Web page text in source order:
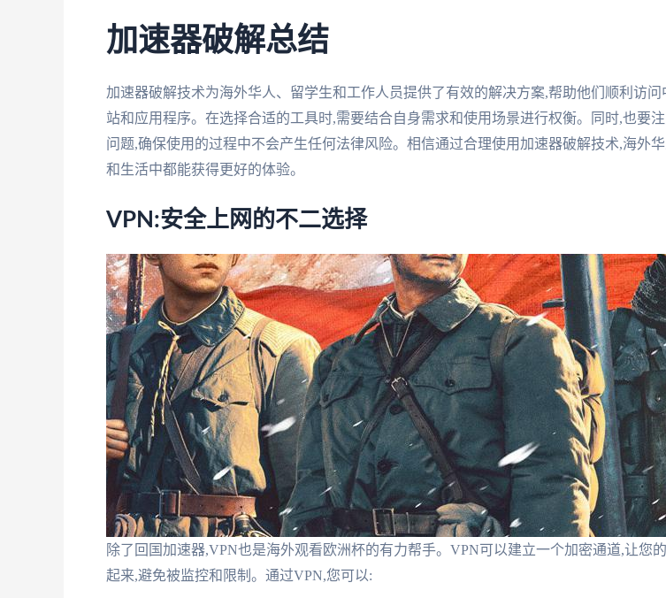
加速器破解总结
加速器破解技术为海外华人、留学生和工作人员提供了有效的解决方案,帮助他们顺利访问
站和应用程序。在选择合适的工具时,需要结合自身需求和使用场景进行权衡。同时,也要
问题,确保使用的过程中不会产生任何法律风险。相信通过合理使用加速器破解技术,海外
和生活中都能获得更好的体验。
VPN:安全上网的不二选择
除了回国加速器,VPN也是海外观看欧洲杯的有力帮手。VPN可以建立一个加密通道,让您
起来,避免被监控和限制。通过VPN,您可以: